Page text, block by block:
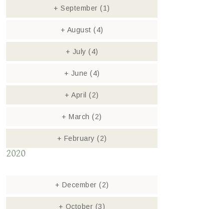
+ September(1)
+ August (4)
+ July (4)
+ June (4)
+ April(2)
+ March(2)
+ February (2)
2020
+ December (2)
+ October (3)